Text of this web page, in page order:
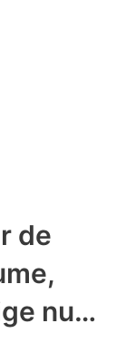
de
nu…